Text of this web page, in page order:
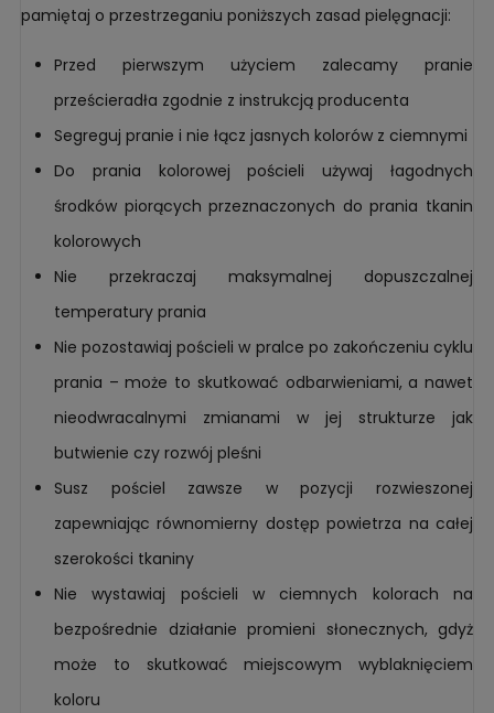
pamiętaj o przestrzeganiu poniższych zasad pielęgnacji:
Przed pierwszym użyciem zalecamy pranie
prześcieradła zgodnie z instrukcją producenta
Segreguj pranie i nie łącz jasnych kolorów z ciemnymi
Do prania kolorowej pościeli używaj łagodnych
środków piorących przeznaczonych do prania tkanin
kolorowych
Nie przekraczaj maksymalnej dopuszczalnej
temperatury prania
Nie pozostawiaj pościeli w pralce po zakończeniu cyklu
prania – może to skutkować odbarwieniami, a nawet
nieodwracalnymi zmianami w jej strukturze jak
butwienie czy rozwój pleśni
Susz pościel zawsze w pozycji rozwieszonej
zapewniając równomierny dostęp powietrza na całej
szerokości tkaniny
Nie wystawiaj pościeli w ciemnych kolorach na
bezpośrednie działanie promieni słonecznych, gdyż
może to skutkować miejscowym wyblaknięciem
koloru